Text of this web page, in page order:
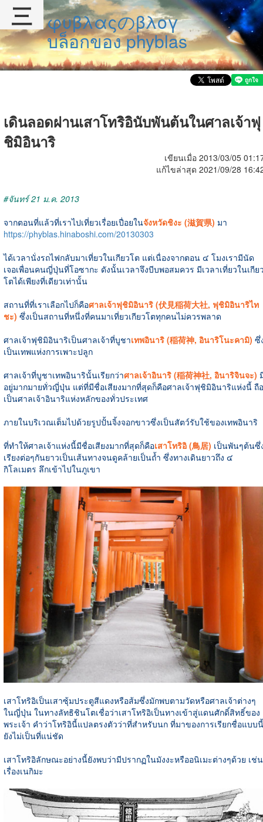
φυβλαςのβλογ
บล็อกของ phyblas
เดินลอดผ่านเสาโทริอินับพันต้นในศาลเจ้าฟุ
ชิมิอินาริ
เขียนเมื่อ 2013/03/05
แก้ไขล่าสุด 2021/09/28
#จันทร์ 21 ม.ค. 2013
จากตอนที่แล้วที่เราไปเที่ยวเรื่อยเปื่อยในจังหวัดชิงะ (滋賀県) มา
https://phyblas.hinaboshi.com/20130303
ได้เวลานั่งรถไฟกลับมาเที่ยวในเกียวโต แต่เนื่องจากตอน ๔ โมงเรามีนัด
เจอเพื่อนคนญี่ปุ่นที่โอซากะ ดังนั้นเวลาจึงบีบพอสมควร มีเวลาเที่ยวในเกีย
โตได้เพียงที่เดียวเท่านั้น
สถานที่ที่เราเลือกไปก็คือศาลเจ้าฟุชิมิอินาริ (伏見稲荷大社, ฟุชิมิอินาริไท
ชะ) ซึ่งเป็นสถานที่หนึ่งที่คนมาเที่ยวเกียวโตทุกคนไม่ควรพลาด
ศาลเจ้าฟุชิมิอินาริเป็นศาลเจ้าที่บูชาเทพอินาริ (稲荷神, อินาริโนะคามิ) ซึ่
เป็นเทพแห่งการเพาะปลูก
ศาลเจ้าที่บูชาเทพอินารินั้นเรียกว่าศาลเจ้าอินาริ (稲荷神社, อินาริจินจะ)
อยู่มากมายทั่วญี่ปุ่น แต่ที่มีชื่อเสียงมากที่สุดก็คือศาลเจ้าฟุชิมิอินาริแห่งนี้ ถือ
เป็นศาลเจ้าอินาริแห่งหลักของทั่วประเทศ
ภายในบริเวณเต็มไปด้วยรูปปั้นจิ้งจอกขาวซึ่งเป็นสัตว์รับใช้ของเทพอินาริ
ที่ทำให้ศาลเจ้าแห่งนี้มีชื่อเสียงมากที่สุดก็คือเสาโทริอิ (鳥居) เป็นพันๆต้นซึ่
เรียงต่อๆกันยาวเป็นเส้นทางจนดูคล้ายเป็นถ้ำ ซึ่งทางเดินยาวถึง ๔
กิโลเมตร ลึกเข้าไปในภูเขา
เสาโทริอิเป็นเสาซุ้มประตูสีแดงหรือส้มซึ่งมักพบตามวัดหรือศาลเจ้าต่างๆ
ในญี่ปุ่น ในทางลัทธิชินโตเชื่อว่าเสาโทริอิเป็นทางเข้าสู่แดนศักดิ์สิทธิ์ของ
พระเจ้า คำว่าโทริอินี้แปลตรงตัวว่าที่สำหรับนก ที่มาของการเรียกชื่อแบบนี้
ยังไม่เป็นที่แน่ชัด
เสาโทริอิลักษณะอย่างนี้ยังพบว่ามีปรากฏในมังงะหรืออนิเมะต่างๆด้วย เช่น
เรื่องเนกิมะ
三